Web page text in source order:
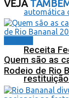
Receita
VEJA
Quem são as
Rodeio de Rio